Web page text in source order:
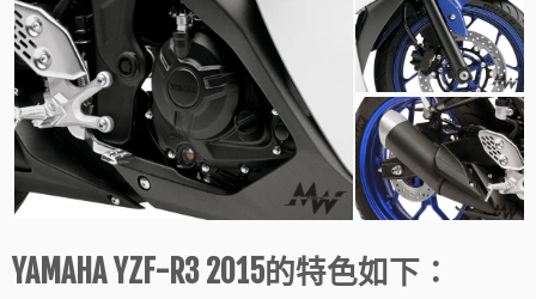
YAMAHA YZF-R3 2015的特色如下：